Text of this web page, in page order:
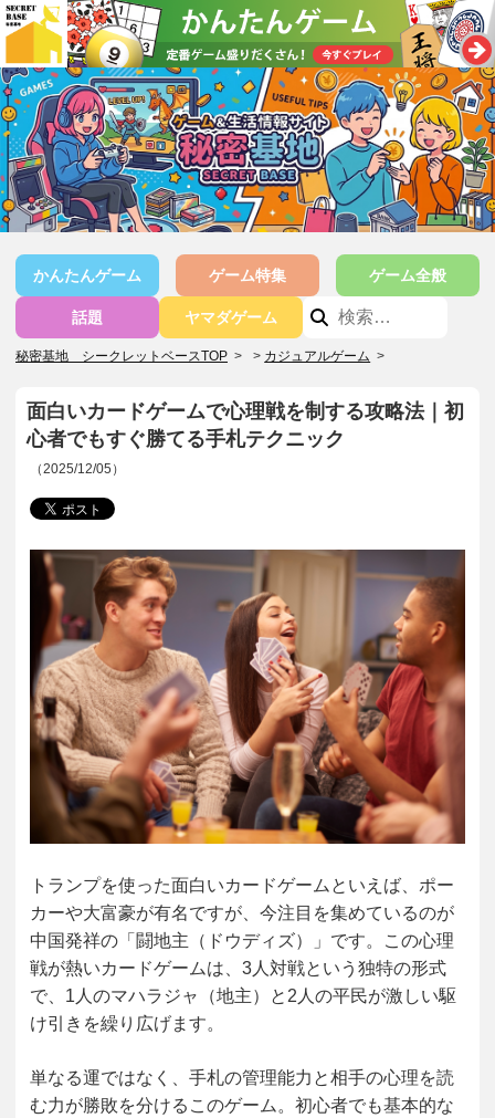
かんたんゲーム ゲーム特集 ゲーム全般
話題 ヤマダゲーム
秘密基地 シークレットベースTOP > カジュアルゲーム >
面白いカードゲームで心理戦を制する攻略法｜初
心者でもすぐ勝てる手札テクニック
（2025/12/05）
トランプを使った面白いカードゲームといえば、ポー
カーや大富豪が有名ですが、今注目を集めているのが
中国発祥の「闘地主（ドウディズ）」です。この心理
戦が熱いカードゲームは、3人対戦という独特の形式
で、1人のマハラジャ（地主）と2人の平民が激しい駆
け引きを繰り広げます。
単なる運ではなく、手札の管理能力と相手の心理を読
む力が勝敗を分けるこのゲーム。初心者でも基本的な